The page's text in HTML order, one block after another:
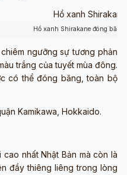
Hồ xanh Shirakane đóng
ngưỡng sự tương phản
trắng của tuyết mùa đông.
có thể đóng băng, toàn bộ
Kamikawa, Hokkaido.
nhất Nhật Bản mà còn là
đầy thiêng liêng trong lòng